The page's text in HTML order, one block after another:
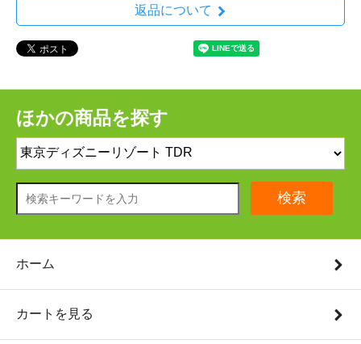
返品について
ほかの商品を探す
検索
ホーム
カートを見る